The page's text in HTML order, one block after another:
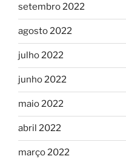
setembro 2022
agosto 2022
julho 2022
junho 2022
maio 2022
abril 2022
março 2022